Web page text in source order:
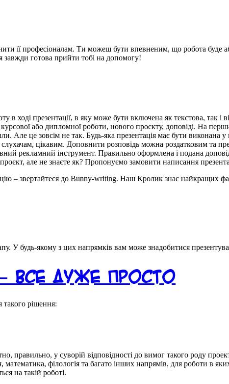
її професіоналам. Ти можеш бути впевненим, що робота буде
завжди готова прийти тобі на допомогу!
в ході презентації, в яку може бути включена як текстова, так і
або дипломної роботи, нового проєкту, доповіді. На
Але це зовсім не так. Будь-яка презентація має бути виконана
цікавим. Доповнити розповідь можна роздатковим та
рекламний інструмент. Правильно оформлена і подана
але не знаєте як? Пропонуємо замовити написання
– звертайтеся до Bunny-writing. Наш Кролик знає найкращих
У будь-якому з цих напрямків вам може знадобитися
все дуже просто
рішення:
правильно, у суворій відповідності до вимог такого роду
математика, філологія та багато інших напрямів, для роботи в
на такій роботі.